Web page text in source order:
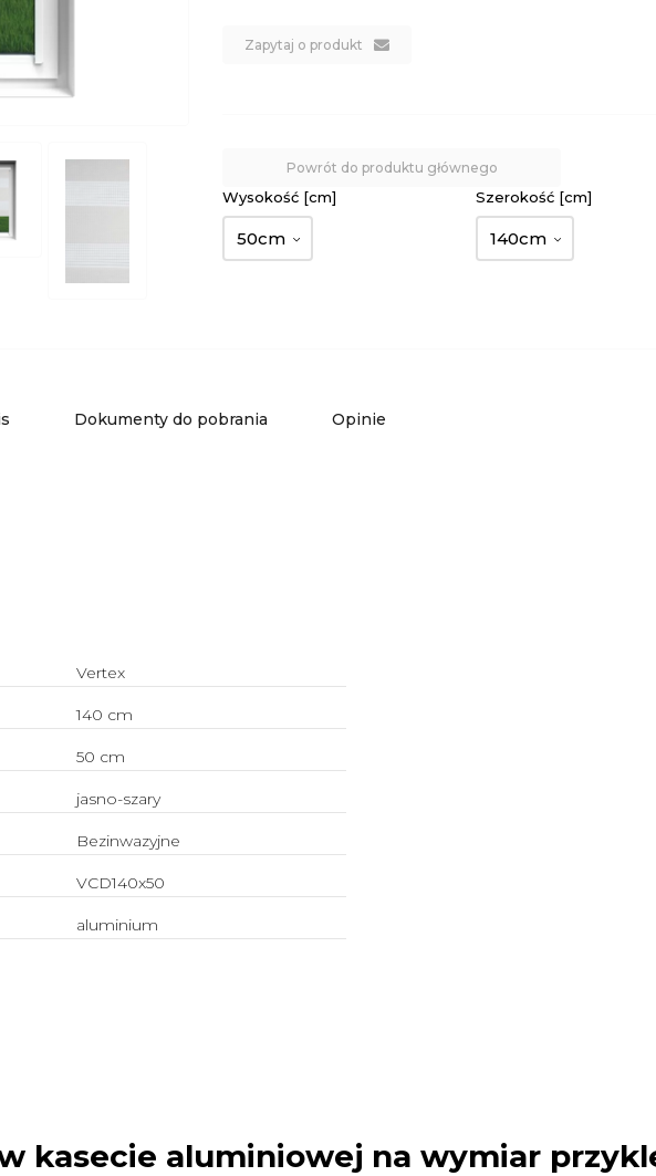
Zapytaj o produkt
Powrót do produktu głównego
Wysokość [cm]
50cm
Szerokość [cm]
140cm
Dokumenty do pobrania Opinie
Vertex
140 cm
50 cm
jasno-szary
Bezinwazyjne
VCD140x50
aluminium
kasecie aluminiowej na wymiar